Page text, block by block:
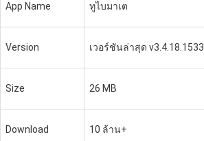
App Name ทูไบมาเต
Version เวอร์ชันล่าสุด v3.4.18.1533
Size 26 MB
Download 10 ล้าน+